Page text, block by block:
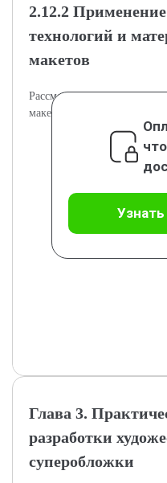
2.12.2
технологий и
макетов
Рассмотрение цифровых
макетов суперобложек.
Глава 3.
разработки
суперобложки